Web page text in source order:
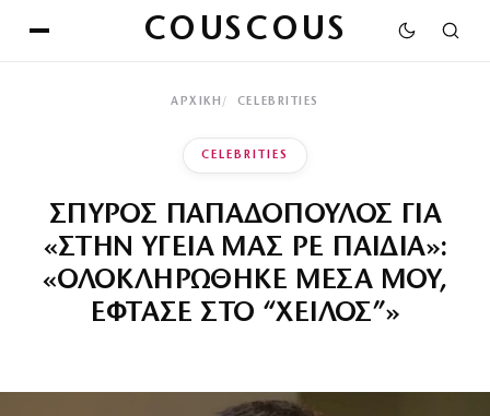
COUSCOUS
ΑΡΧΙΚΉ CELEBRITIES
CELEBRITIES
ΣΠΥΡΟΣ ΠΑΠΑΔΟΠΟΥΛΟΣ ΓΙΑ
«ΣΤΗΝ ΥΓΕΙΑ ΜΑΣ ΡΕ ΠΑΙΔΙΑ»:
«ΟΛΟΚΛΗΡΩΘΗΚΕ ΜΕΣΑ ΜΟΥ,
ΕΦΤΑΣΕ ΣΤΟ “ΧΕΙΛΟΣ”»